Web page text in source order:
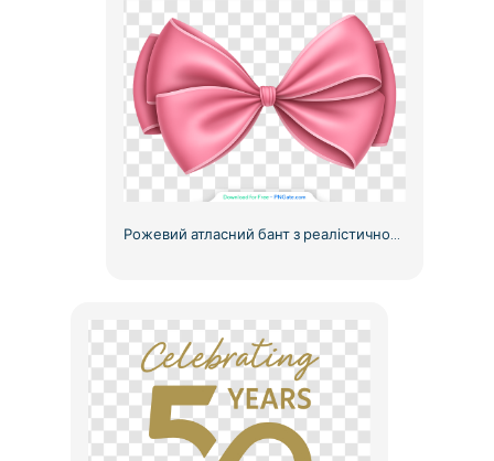
Рожевий атласний бант з реалістичною текстурою, безкоштовний PNG